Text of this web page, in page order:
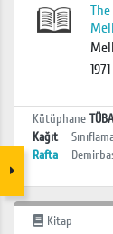
1971
Kütüphane
Kağıt
Rafta
Kitap